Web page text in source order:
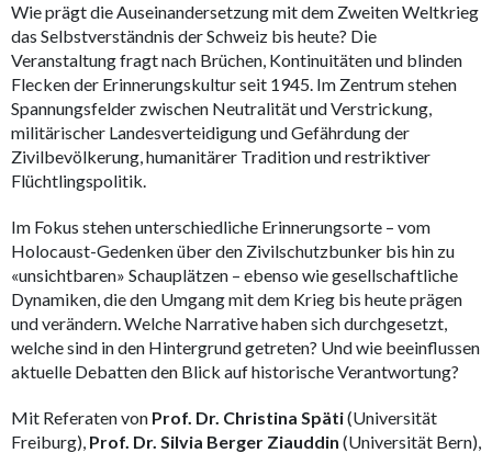
Wie prägt die Auseinandersetzung mit dem Zweiten Weltkrieg
das Selbstverständnis der Schweiz bis heute? Die
Veranstaltung fragt nach Brüchen, Kontinuitäten und blinden
Flecken der Erinnerungskultur seit 1945. Im Zentrum stehen
Spannungsfelder zwischen Neutralität und Verstrickung,
militärischer Landesverteidigung und Gefährdung der
Zivilbevölkerung, humanitärer Tradition und restriktiver
Flüchtlingspolitik.
Im Fokus stehen unterschiedliche Erinnerungsorte – vom
Holocaust-Gedenken über den Zivilschutzbunker bis hin zu
«unsichtbaren» Schauplätzen – ebenso wie gesellschaftliche
Dynamiken, die den Umgang mit dem Krieg bis heute prägen
und verändern. Welche Narrative haben sich durchgesetzt,
welche sind in den Hintergrund getreten? Und wie beeinflussen
aktuelle Debatten den Blick auf historische Verantwortung?
Mit Referaten von Prof. Dr. Christina Späti(Universität
Freiburg), Prof. Dr. Silvia Berger Ziauddin (Universität Bern),